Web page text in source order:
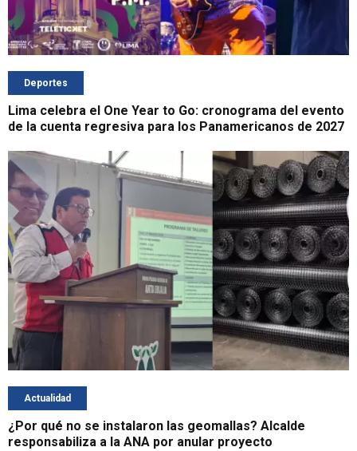
Deportes
Lima celebra el One Year to Go: cronograma del evento
de la cuenta regresiva para los Panamericanos de 2027
Actualidad
¿Por qué no se instalaron las geomallas? Alcalde
responsabiliza a la ANA por anular proyecto